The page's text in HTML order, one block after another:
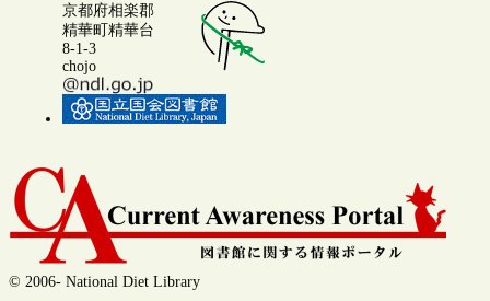
京都府相楽郡
精華町精華台
8-1-3
chojo
© 2006- National Diet Library